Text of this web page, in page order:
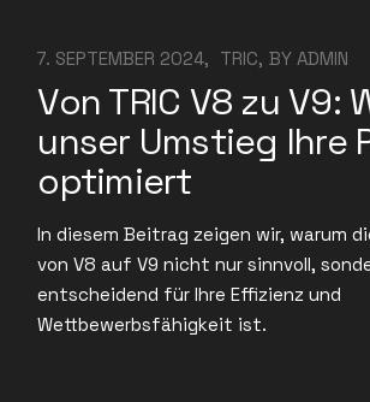
7. SEPTEMBER 2024 TRIC BY ADMIN
Von TRIC V8 zu V9:
unser Umstieg Ihre
optimiert
In diesem Beitrag zeigen wir, warum
von V8 auf V9 nicht nur sinnvoll,
entscheidend für Ihre Effizienz und
Wettbewerbsfähigkeit ist.